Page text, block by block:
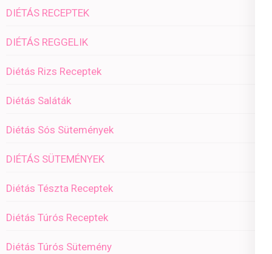
DIÉTÁS RECEPTEK
DIÉTÁS REGGELIK
Diétás Rizs Receptek
Diétás Saláták
Diétás Sós Sütemények
DIÉTÁS SÜTEMÉNYEK
Diétás Tészta Receptek
Diétás Túrós Receptek
Diétás Túrós Sütemény